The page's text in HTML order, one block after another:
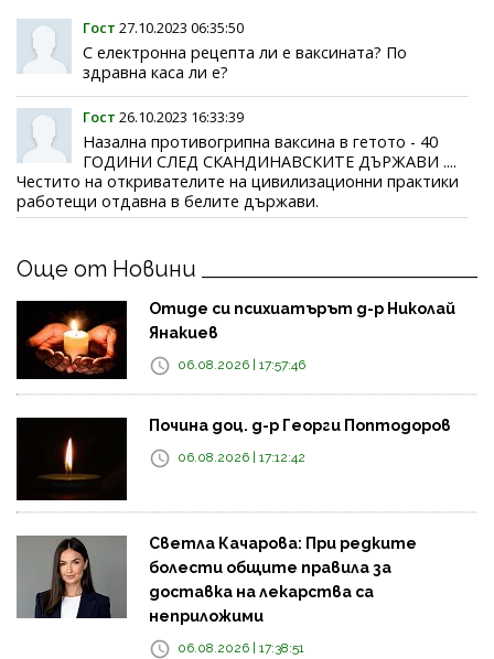
Гост 27.10.2023 06:35:50
С електронна рецепта ли е ваксината? По
здравна каса ли е?
Гост 26.10.2023 16:33:39
Назална противогрипна ваксина в гетото - 40
ГОДИНИ СЛЕД СКАНДИНАВСКИТЕ ДЪРЖАВИ ....
Честито на откривателите на цивилизационни практики
работещи отдавна в белите държави.
Още от Новини
Отиде си психиатърът д-р Николай
Янакиев
06.08.2026 | 17:57:46
Почина доц. д-р Георги Поптодоров
06.08.2026 | 17:12:42
Светла Качарова: При редките
болести общите правила за
доставка на лекарства са
неприложими
06.08.2026 | 17:38:51